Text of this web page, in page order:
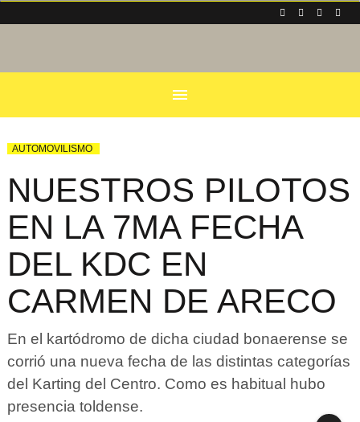
menu
AUTOMOVILISMO
NUESTROS PILOTOS
EN LA 7MA FECHA
DEL KDC EN
CARMEN DE ARECO
En el kartódromo de dicha ciudad bonaerense se
corrió una nueva fecha de las distintas categorías
del Karting del Centro. Como es habitual hubo
presencia toldense.